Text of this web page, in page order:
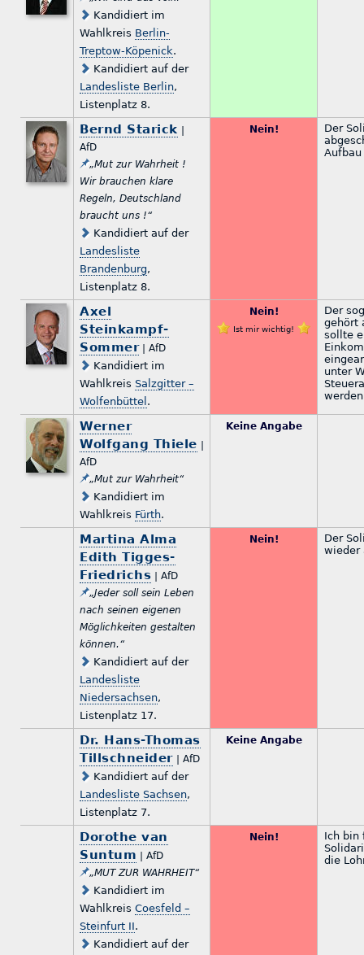
Kandidiert im
Wahlkreis Berlin-
Treptow-Köpenick.
Kandidiert auf der
Landesliste Berlin,
Listenplatz 8.
Bernd Starick
AfD
„Mut zur Wahrheit !
Wir brauchen klare
Regeln, Deutschland
braucht uns !“
Kandidiert auf der
Landesliste
Brandenburg,
Listenplatz 8.
Nein!
Der
Aufbau
Axel
Steinkampf-
Sommer| AfD
Kandidiert im
WahlkreisSalzgitter –
Wolfenbüttel .
Nein!
Ist mir wichtig!
Der
gehört
sollte
unter
Werner
Wolfgang Thiele
AfD
„Mut zur Wahrheit“
Kandidiert im
Wahlkreis Fürth.
Keine Angabe
Martina Alma
Edith Tigges-
Friedrichs | AfD
„Jeder soll sein Leben
nach seinen eigenen
Möglichkeiten gestalten
können.“
Kandidiert auf der
Landesliste
Niedersachsen,
Listenplatz 17.
Nein!
Der
wieder
Dr. Hans-Thomas
Tillschneider| AfD
Kandidiert auf der
Landesliste Sachsen,
Listenplatz 7.
Keine Angabe
Dorothe van
Suntum | AfD
„MUT ZUR WAHRHEIT“
Kandidiert im
WahlkreisCoesfeld –
Steinfurt II.
Kandidiert auf der
Nein!
Ich bin
die